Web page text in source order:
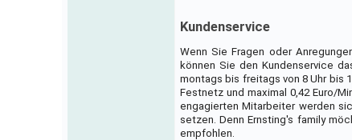
Kundenservice
Wenn Sie Fragen oder
können Sie den Kundenservice
montags bis freitags von 8 Uhr bis
Festnetz und maximal 0,42 Euro/
engagierten Mitarbeiter werden
setzen. Denn Ernsting's family
empfohlen.